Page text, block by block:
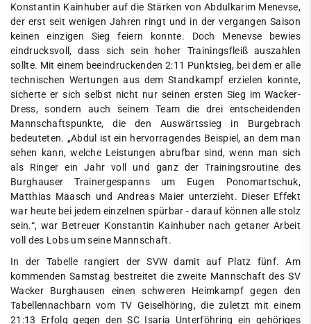
Konstantin Kainhuber auf die Stärken von Abdulkarim Menevse,
der erst seit wenigen Jahren ringt und in der vergangen Saison
keinen einzigen Sieg feiern konnte. Doch Menevse bewies
eindrucksvoll, dass sich sein hoher Trainingsfleiß auszahlen
sollte. Mit einem beeindruckenden 2:11 Punktsieg, bei dem er alle
technischen Wertungen aus dem Standkampf erzielen konnte,
sicherte er sich selbst nicht nur seinen ersten Sieg im Wacker-
Dress, sondern auch seinem Team die drei entscheidenden
Mannschaftspunkte, die den Auswärtssieg in Burgebrach
bedeuteten. „Abdul ist ein hervorragendes Beispiel, an dem man
sehen kann, welche Leistungen abrufbar sind, wenn man sich
als Ringer ein Jahr voll und ganz der Trainingsroutine des
Burghauser Trainergespanns um Eugen Ponomartschuk,
Matthias Maasch und Andreas Maier unterzieht. Dieser Effekt
war heute bei jedem einzelnen spürbar - darauf können alle stolz
sein.“, war Betreuer Konstantin Kainhuber nach getaner Arbeit
voll des Lobs um seine Mannschaft.
In der Tabelle rangiert der SVW damit auf Platz fünf. Am
kommenden Samstag bestreitet die zweite Mannschaft des SV
Wacker Burghausen einen schweren Heimkampf gegen den
Tabellennachbarn vom TV Geiselhöring, die zuletzt mit einem
21:13 Erfolg gegen den SC Isaria Unterföhring ein gehöriges